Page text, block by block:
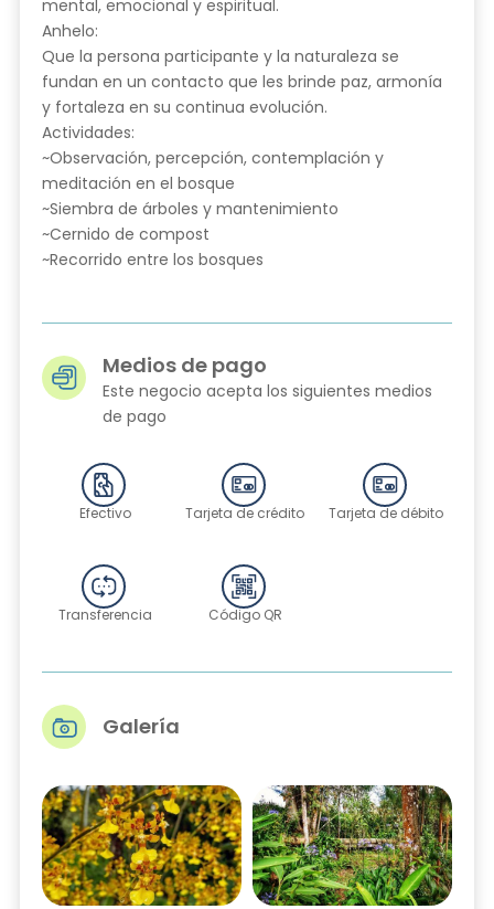
mental, emocional y espiritual.
Anhelo:
Que la persona participante y la naturaleza se
fundan en un contacto que les brinde paz, armonía
y fortaleza en su continua evolución.
Actividades:
~Observación, percepción, contemplación y
meditación en el bosque
~Siembra de árboles y mantenimiento
~Cernido de compost
~Recorrido entre los bosques
Medios de pago
Este negocio acepta los siguientes medios
de pago
Efectivo Tarjeta de crédito Tarjeta de débito
Transferencia Código QR
Galería